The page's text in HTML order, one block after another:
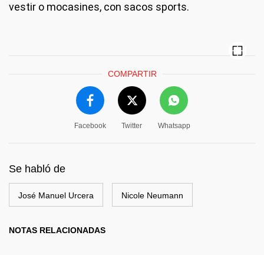
vestir o mocasines, con sacos sports.
COMPARTIR
Facebook Twitter Whatsapp
Se habló de
José Manuel Urcera Nicole Neumann
NOTAS RELACIONADAS